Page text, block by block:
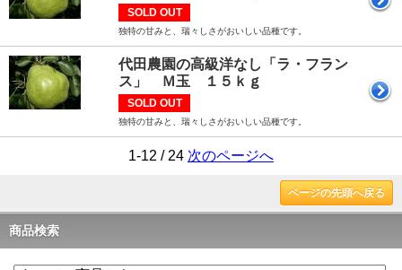
SOLD OUT
独特の甘みと、瑞々しさがおいしい品種です。
代田農園の高級洋なし「ラ・フラン
ス」 Ｍ玉 １５ｋｇ
SOLD OUT
独特の甘みと、瑞々しさがおいしい品種です。
1-12 / 24 次のページへ
ページの先頭へ戻る
商品検索